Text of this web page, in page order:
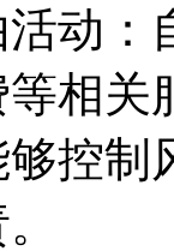
活动：
相关
控制